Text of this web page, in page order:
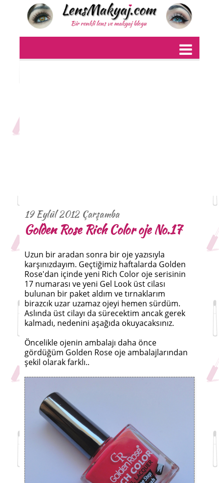
19 Eylül 2012 Çarşamba
Golden Rose Rich Color oje No.17
Uzun bir aradan sonra bir oje yazısıyla
karşınızdayım. Geçtiğimiz haftalarda Golden
Rose'dan içinde yeni Rich Color oje serisinin
17 numarası ve yeni Gel Look üst cilası
bulunan bir paket aldım ve tırnaklarım
birazcık uzar uzamaz ojeyi hemen sürdüm.
Aslında üst cilayı da sürecektim ancak gerek
kalmadı, nedenini aşağıda okuyacaksınız.
Öncelikle ojenin ambalajı daha önce
gördüğüm Golden Rose oje ambalajlarından
şekil olarak farklı..